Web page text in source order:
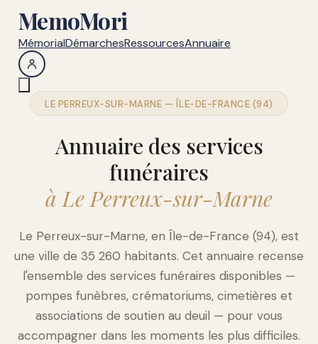
MemoMori
MémorialDémarchesRessourcesAnnuaire
LE PERREUX-SUR-MARNE — ÎLE-DE-FRANCE (94)
Annuaire des services
funéraires
à Le Perreux-sur-Marne
Le Perreux-sur-Marne, en Île-de-France (94), est
une ville de 35 260 habitants. Cet annuaire recense
l'ensemble des services funéraires disponibles —
pompes funèbres, crématoriums, cimetières et
associations de soutien au deuil — pour vous
accompagner dans les moments les plus difficiles.